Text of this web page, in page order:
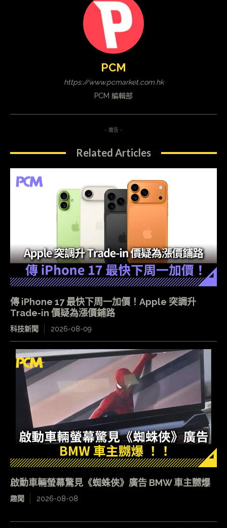
PCM
https://www.pcmarket.com.hk
PCM 編輯部
- 廣告 -
Related Articles
傳 iPhone 17 最快下周一加價！Apple 突調升
Trade-in 價疑為漲價鋪路
科技新聞 2026-08-09
啟動車輛螢幕驚見《蜘蛛俠》廣告 BMW 車主嬲爆
趣聞 2026-08-08